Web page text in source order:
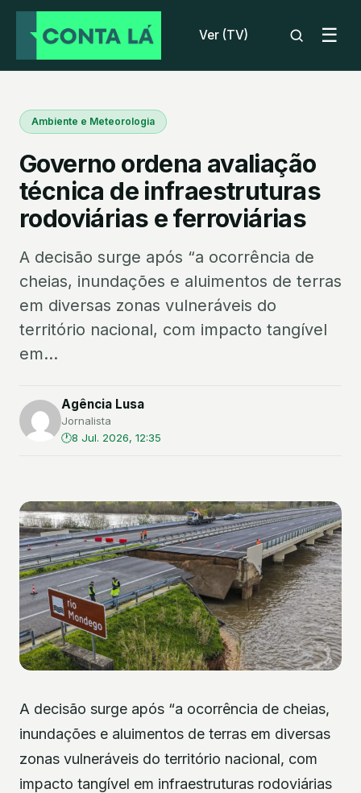
Ver (TV) ☰
Ambiente e Meteorologia
Governo ordena avaliação
técnica de infraestruturas
rodoviárias e ferroviárias
A decisão surge após “a ocorrência de
cheias, inundações e aluimentos de terras
em diversas zonas vulneráveis do
território nacional, com impacto tangível
em...
Agência Lusa
Jornalista
8 Jul. 2026, 12:35
A decisão surge após “a ocorrência de cheias,
inundações e aluimentos de terras em diversas
zonas vulneráveis do território nacional, com
impacto tangível em infraestruturas rodoviárias